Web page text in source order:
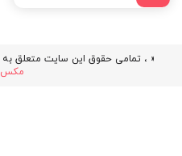
« ، تمامی حقوق این سایت متعلق به
مکس